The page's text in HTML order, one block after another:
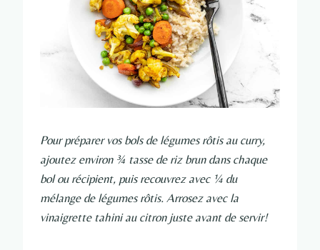
Pour préparer vos bols de légumes rôtis au curry,
ajoutez environ ¾ tasse de riz brun dans chaque
bol ou récipient, puis recouvrez avec ¼ du
mélange de légumes rôtis. Arrosez avec la
vinaigrette tahini au citron juste avant de servir!